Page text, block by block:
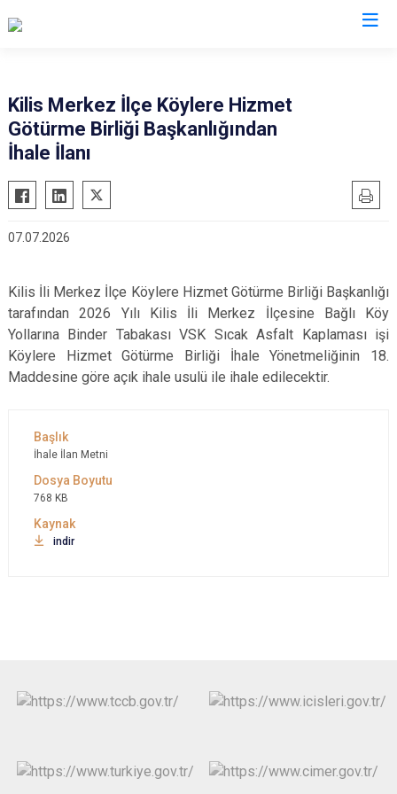
Kilis Merkez İlçe Köylere Hizmet
Götürme Birliği Başkanlığından
İhale İlanı
07.07.2026
Kilis İli Merkez İlçe Köylere Hizmet Götürme Birliği Başkanlığı
tarafından 2026 Yılı Kilis İli Merkez İlçesine Bağlı Köy
Yollarına Binder Tabakası VSK Sıcak Asfalt Kaplaması işi
Köylere Hizmet Götürme Birliği İhale Yönetmeliğinin 18.
Maddesine göre açık ihale usulü ile ihale edilecektir.
İhale İlan Metni
768 KB
indir